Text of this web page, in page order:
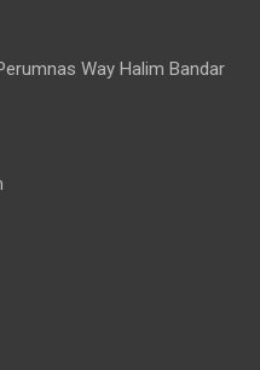
Way Halim Bandar